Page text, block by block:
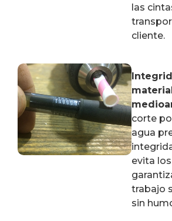
las
cliente.
corte
agua
evita
trabajo
sin